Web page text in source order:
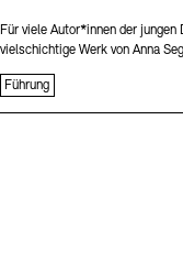
Für viele Autor*innen der
vielschichtige Werk von Anna
Führung